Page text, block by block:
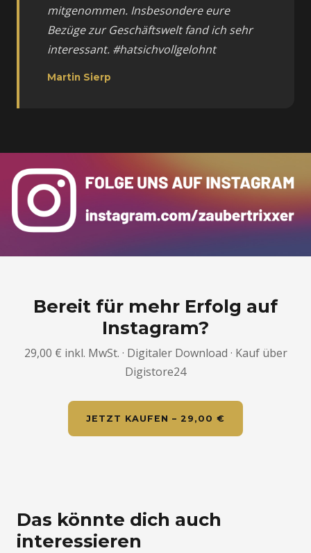
mitgenommen. Insbesondere eure
Bezüge zur Geschäftswelt fand ich sehr
interessant. #hatsichvollgelohnt
Martin Sierp
Bereit für mehr Erfolg auf
Instagram?
29,00 € inkl. MwSt. · Digitaler Download · Kauf über
Digistore24
JETZT KAUFEN – 29,00 €
Das könnte dich auch
interessieren